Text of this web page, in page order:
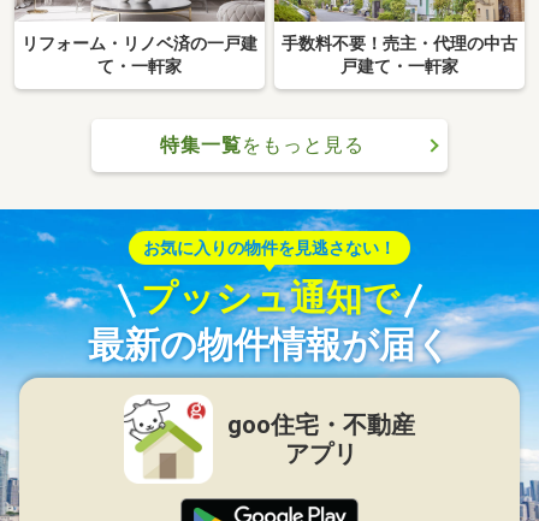
リフォーム・リノベ済の一戸建
て・一軒家
手数料不要！売主・代理の中古
戸建て・一軒家
特集一覧をもっと見る
お気に入りの物件を見逃さない！
プッシュ通知で
最新の物件情報が届く
goo住宅・不動産
アプリ